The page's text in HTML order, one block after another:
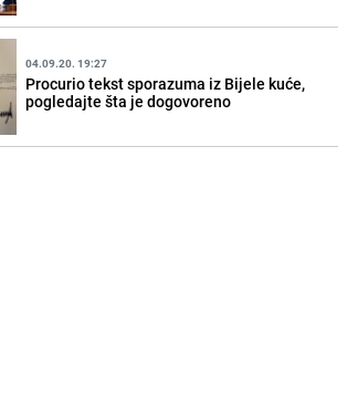
04.09.20. 19:27
Procurio tekst sporazuma iz Bijele kuće,
pogledajte šta je dogovoreno